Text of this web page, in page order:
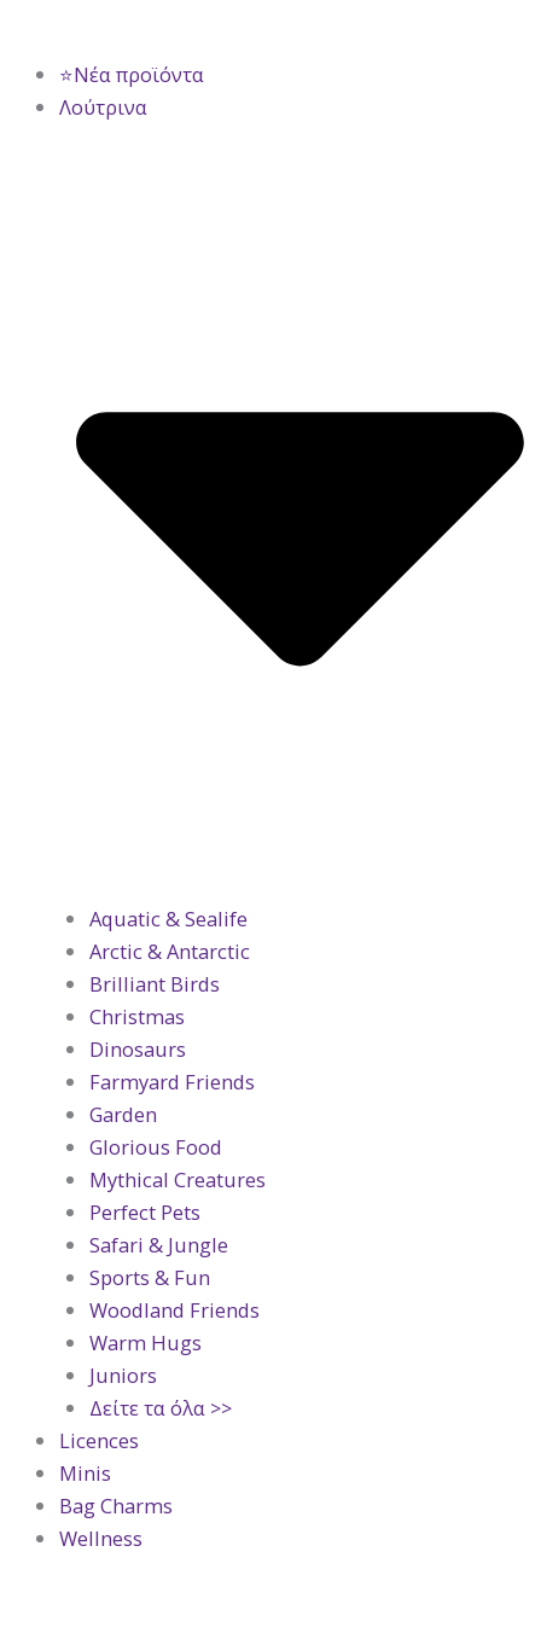
⭐Νέα προϊόντα
Λούτρινα
Aquatic & Sealife
Arctic & Antarctic
Brilliant Birds
Christmas
Dinosaurs
Farmyard Friends
Garden
Glorious Food
Mythical Creatures
Perfect Pets
Safari & Jungle
Sports & Fun
Woodland Friends
Warm Hugs
Juniors
Δείτε τα όλα >>
Licences
Minis
Bag Charms
Wellness